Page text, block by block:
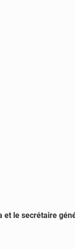
le secrétaire